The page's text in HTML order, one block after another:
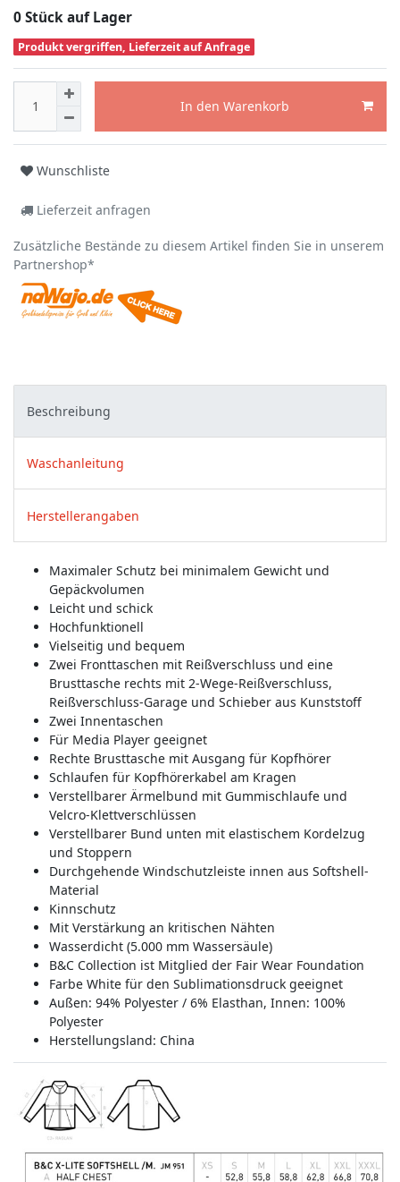
0 Stück auf Lager
Produkt vergriffen, Lieferzeit auf Anfrage
In den Warenkorb
Wunschliste
Lieferzeit anfragen
Zusätzliche Bestände zu diesem Artikel finden Sie in unserem
Partnershop*
Beschreibung
Waschanleitung
Herstellerangaben
Maximaler Schutz bei minimalem Gewicht und
Gepäckvolumen
Leicht und schick
Hochfunktionell
Vielseitig und bequem
Zwei Fronttaschen mit Reißverschluss und eine
Brusttasche rechts mit 2-Wege-Reißverschluss,
Reißverschluss-Garage und Schieber aus Kunststoff
Zwei Innentaschen
Für Media Player geeignet
Rechte Brusttasche mit Ausgang für Kopfhörer
Schlaufen für Kopfhörerkabel am Kragen
Verstellbarer Ärmelbund mit Gummischlaufe und
Velcro-Klettverschlüssen
Verstellbarer Bund unten mit elastischem Kordelzug
und Stoppern
Durchgehende Windschutzleiste innen aus Softshell-
Material
Kinnschutz
Mit Verstärkung an kritischen Nähten
Wasserdicht (5.000 mm Wassersäule)
B&C Collection ist Mitglied der Fair Wear Foundation
Farbe White für den Sublimationsdruck geeignet
Außen: 94% Polyester / 6% Elasthan, Innen: 100%
Polyester
Herstellungsland: China